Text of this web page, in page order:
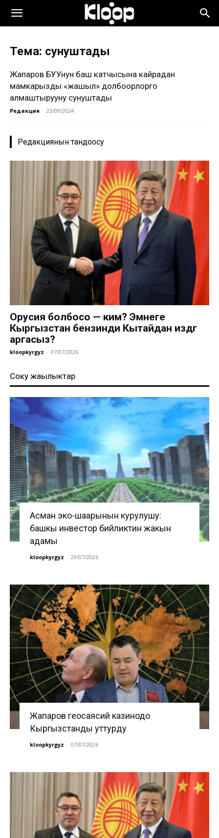
Тема: сунуштады
Жапаров БУУнун баш катчысына кайрадан
мамкарызды «жашыл» долбоорлорго
алмаштырууну сунуштады
Редакция - 23/09/2024
Редакциянын тандоосу
Орусия болбосо — ким? Эмнеге
Кыргызстан бензинди Кытайдан издөөгө
аргасыз?
kloopkyrgyz - 07/07/2026
Соңку жаңылыктар
Асман эко-шаарынын курулушу:
башкы инвестор бийликтин жакын
адамы
kloopkyrgyz - 29/07/2026
Жапаров геосаясий казинодо
Кыргызстанды уттурду
kloopkyrgyz - 07/07/2026